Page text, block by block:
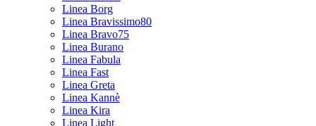
Linea Borg
Linea Bravissimo80
Linea Bravo75
Linea Burano
Linea Fabula
Linea Fast
Linea Greta
Linea Kannè
Linea Kira
Linea Light